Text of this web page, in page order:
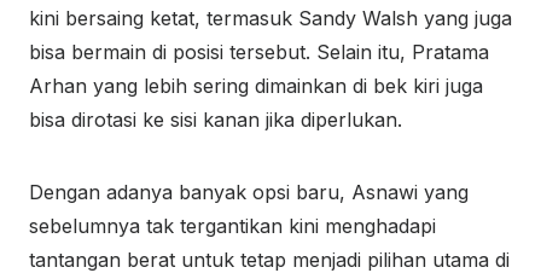
kini bersaing ketat, termasuk Sandy Walsh yang juga
bisa bermain di posisi tersebut. Selain itu, Pratama
Arhan yang lebih sering dimainkan di bek kiri juga
bisa dirotasi ke sisi kanan jika diperlukan.
Dengan adanya banyak opsi baru, Asnawi yang
sebelumnya tak tergantikan kini menghadapi
tantangan berat untuk tetap menjadi pilihan utama di